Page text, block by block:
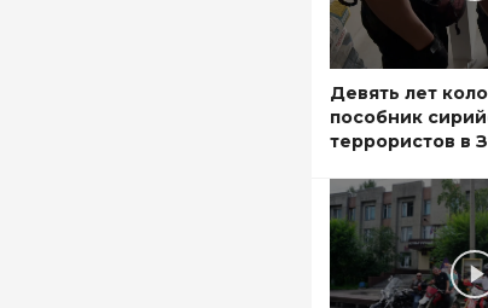
Девять лет
пособник
террористов в